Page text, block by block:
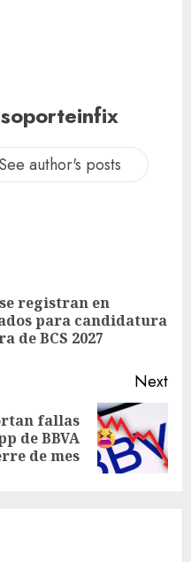
soporteinfix
See author's posts
registran en
para candidatura
de BCS 2027
Next
fallas
de BBVA
de mes